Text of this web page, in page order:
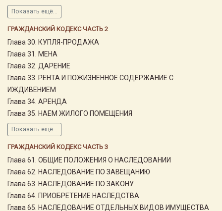
Показать ещё...
ГРАЖДАНСКИЙ КОДЕКС ЧАСТЬ 2
Глава 30. КУПЛЯ-ПРОДАЖА
Глава 31. МЕНА
Глава 32. ДАРЕНИЕ
Глава 33. РЕНТА И ПОЖИЗНЕННОЕ СОДЕРЖАНИЕ С
ИЖДИВЕНИЕМ
Глава 34. АРЕНДА
Глава 35. НАЕМ ЖИЛОГО ПОМЕЩЕНИЯ
Показать ещё...
ГРАЖДАНСКИЙ КОДЕКС ЧАСТЬ 3
Глава 61. ОБЩИЕ ПОЛОЖЕНИЯ О НАСЛЕДОВАНИИ
Глава 62. НАСЛЕДОВАНИЕ ПО ЗАВЕЩАНИЮ
Глава 63. НАСЛЕДОВАНИЕ ПО ЗАКОНУ
Глава 64. ПРИОБРЕТЕНИЕ НАСЛЕДСТВА
Глава 65. НАСЛЕДОВАНИЕ ОТДЕЛЬНЫХ ВИДОВ ИМУЩЕСТВА